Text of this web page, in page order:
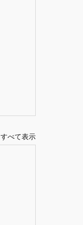
すべて表示